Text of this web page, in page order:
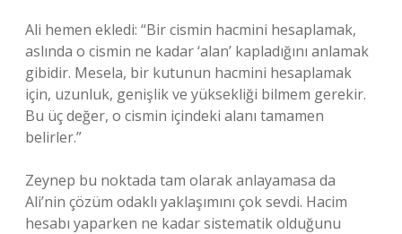
Ali hemen ekledi: “Bir cismin hacmini hesaplamak,
aslında o cismin ne kadar ‘alan’ kapladığını anlamak
gibidir. Mesela, bir kutunun hacmini hesaplamak
için, uzunluk, genişlik ve yüksekliği bilmem gerekir.
Bu üç değer, o cismin içindeki alanı tamamen
belirler.”
Zeynep bu noktada tam olarak anlayamasa da
Ali’nin çözüm odaklı yaklaşımını çok sevdi. Hacim
hesabı yaparken ne kadar sistematik olduğunu